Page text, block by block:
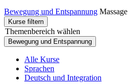
Bewegung und Entspannung Massage
Kurse filtern
Themenbereich wählen
Bewegung und Entspannung
Alle Kurse
Sprachen
Deutsch und Integration